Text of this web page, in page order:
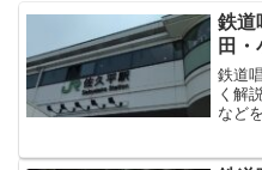
鉄
田
鉄道
く解
など